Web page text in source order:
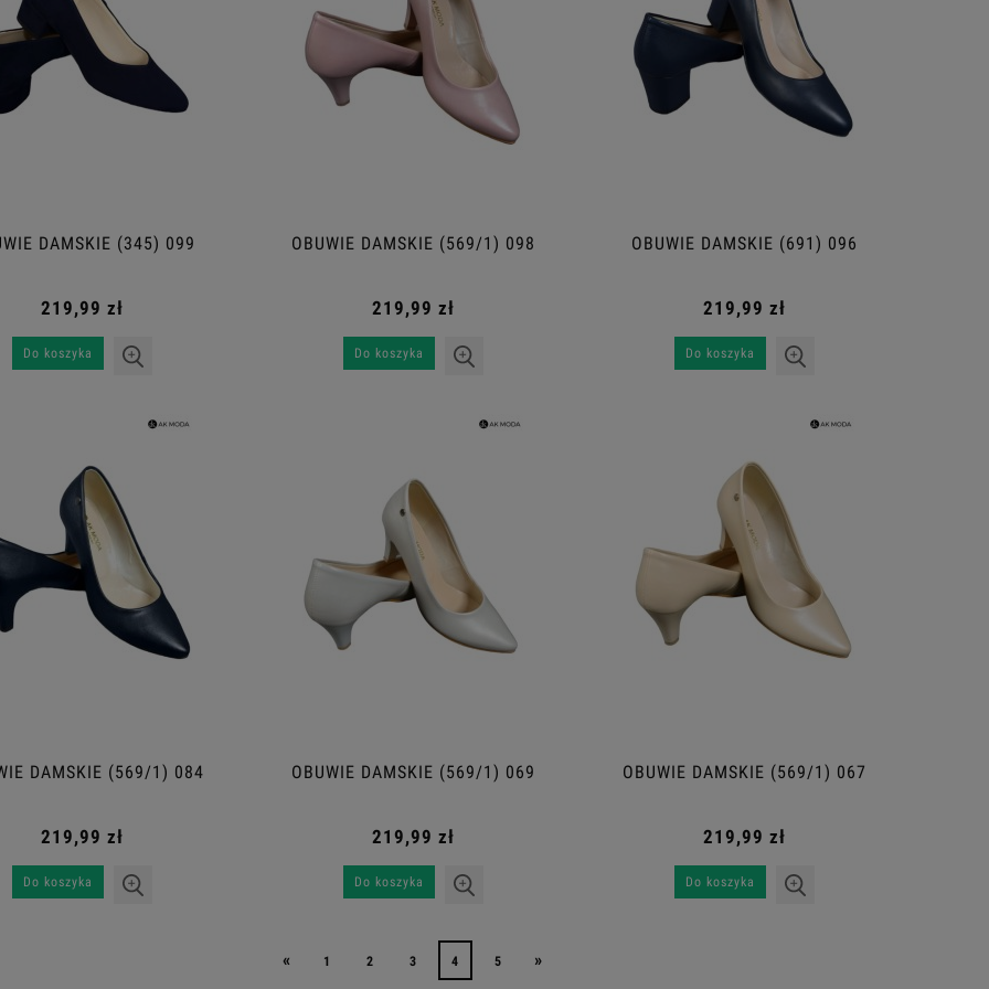
DAMSKIE (345) 099
219,99 zł
Do koszyka
OBUWIE DAMSKIE (569/1) 098
219,99 zł
Do koszyka
OBUWIE DAMSKIE (691) 096
219,99 zł
Do koszyka
DAMSKIE (569/1) 084
219,99 zł
Do koszyka
OBUWIE DAMSKIE (569/1) 069
219,99 zł
Do koszyka
OBUWIE DAMSKIE (569/1) 067
219,99 zł
Do koszyka
« 1 2 3 4 5 »